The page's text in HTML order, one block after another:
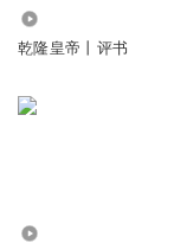
老师，赶紧
乾隆皇帝丨评书